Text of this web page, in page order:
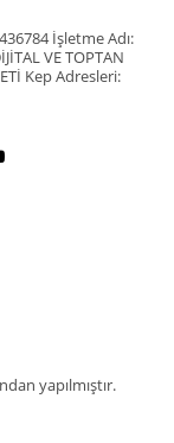
İşletme Adı:
VE TOPTAN
Kep Adresleri:
yapılmıştır.